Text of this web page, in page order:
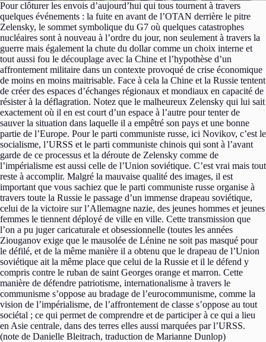
Pour clôturer les envois d’aujourd’hui qui tous tournent à travers
quelques événements : la fuite en avant de l’OTAN derrière le pitre
Zelensky, le sommet symbolique du G7 où quelques catastrophes
nucléaires sont à nouveau à l’ordre du jour, non seulement à travers la
guerre mais également la chute du dollar comme un choix interne et
tout aussi fou le découplage avec la Chine et l’hypothèse d’un
affrontement militaire dans un contexte provoqué de crise économique
de moins en moins maitrisable. Face à cela la Chine et la Russie tentent
de créer des espaces d’échanges régionaux et mondiaux en capacité de
résister à la déflagration. Notez que le malheureux Zelensky qui lui sait
exactement où il en est court d’un espace à l’autre pour tenter de
sauver la situation dans laquelle il a empêtré son pays et une bonne
partie de l’Europe. Pour le parti communiste russe, ici Novikov, c’est le
socialisme, l’URSS et le parti communiste chinois qui sont à l’avant
garde de ce processus et la déroute de Zelensky comme de
l’impérialisme est aussi celle de l’Union soviétique. C’est vrai mais tout
reste à accomplir. Malgré la mauvaise qualité des images, il est
important que vous sachiez que le parti communiste russe organise à
travers toute la Russie le passage d’un immense drapeau soviétique,
celui de la victoire sur l’Allemagne nazie, des jeunes hommes et jeunes
femmes le tiennent déployé de ville en ville. Cette transmission que
l’on a pu juger caricaturale et obsessionnelle (toutes les années
Ziouganov exige que le mausolée de Lénine ne soit pas masqué pour
le défilé, et de la même manière il a obtenu que le drapeau de l’Union
soviétique ait la même place que celui de la Russie et il le défend y
compris contre le ruban de saint Georges orange et marron. Cette
manière de défendre patriotisme, internationalisme à travers le
communisme s’oppose au bradage de l’eurocommunisme, comme la
vision de l’impérialisme, de l’affrontement de classe s’oppose au tout
sociétal ; ce qui permet de comprendre et de participer à ce qui a lieu
en Asie centrale, dans des terres elles aussi marquées par l’URSS.
(note de Danielle Bleitrach, traduction de Marianne Dunlop)